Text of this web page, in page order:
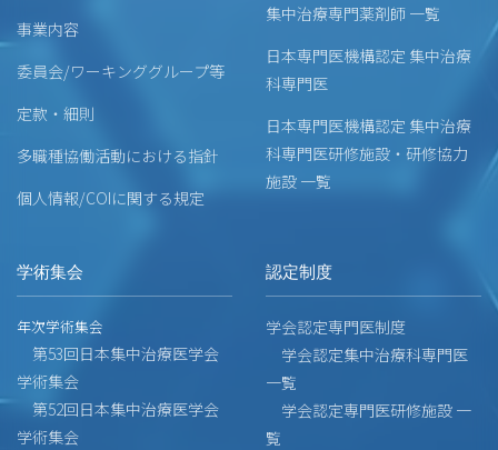
事業内容
委員会/ワーキンググループ等
定款・細則
多職種協働活動における指針
個人情報/COIに関する規定
集中治療専門薬剤師 一覧
日本専門医機構認定 集中治療
科専門医
日本専門医機構認定 集中治療
科専門医研修施設・研修協力
施設 一覧
学術集会
年次学術集会
第53回日本集中治療医学会
学術集会
第52回日本集中治療医学会
学術集会
認定制度
学会認定専門医制度
学会認定集中治療科専門医
一覧
学会認定専門医研修施設 一
覧